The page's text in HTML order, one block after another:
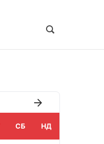
СБ НД